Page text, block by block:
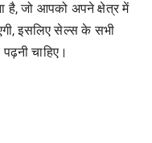
है, जो आपको अपने क्षेत्र में
इसलिए सेल्स के सभी
चाहिए।